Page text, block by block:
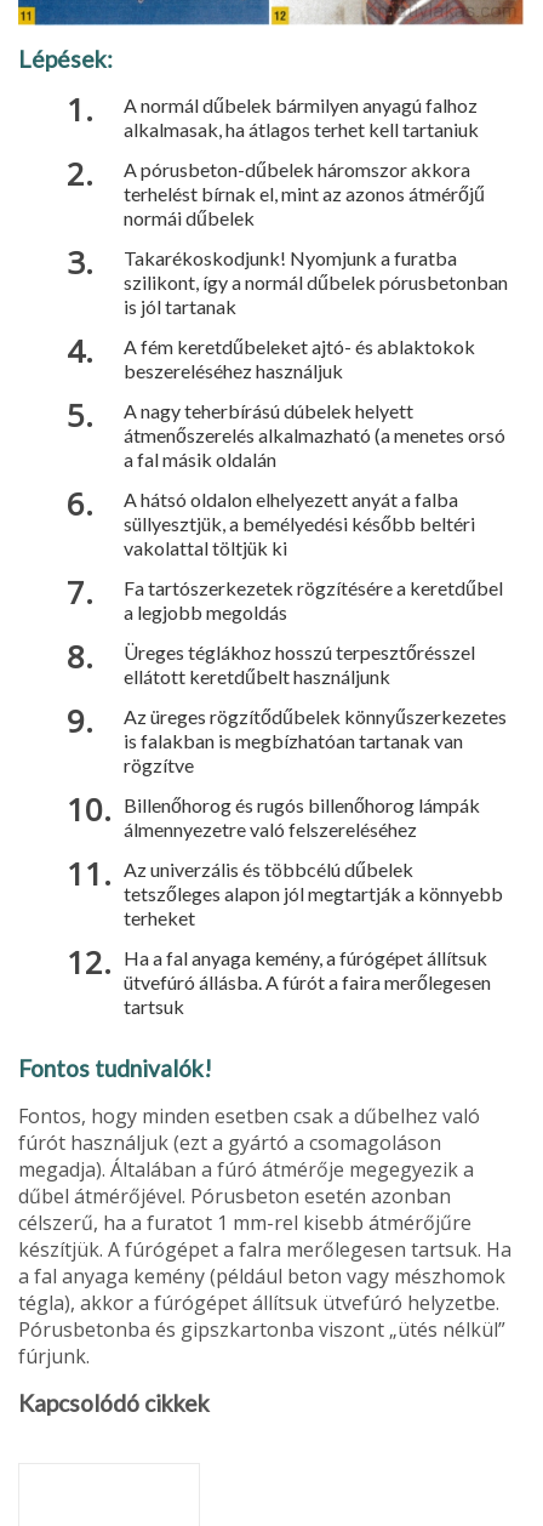
Lépések:
A normál dűbelek bármilyen anyagú falhoz
alkalmasak, ha átlagos terhet kell tartaniuk
A pórusbeton-dűbelek háromszor akkora
terhelést bírnak el, mint az azonos átmérőjű
normái dűbelek
Takarékoskodjunk! Nyomjunk a furatba
szilikont, így a normál dűbelek pórusbetonban
is jól tartanak
A fém keretdűbeleket ajtó- és ablaktokok
beszereléséhez használjuk
A nagy teherbírású dúbelek helyett
átmenőszerelés alkalmazható (a menetes orsó
a fal másik oldalán
A hátsó oldalon elhelyezett anyát a falba
süllyesztjük, a bemélyedési később beltéri
vakolattal töltjük ki
Fa tartószerkezetek rögzítésére a keretdűbel
a legjobb megoldás
Üreges téglákhoz hosszú terpesztőrésszel
ellátott keretdűbelt használjunk
Az üreges rögzítődűbelek könnyűszerkezetes
is falakban is megbízhatóan tartanak van
rögzítve
Billenőhorog és rugós billenőhorog lámpák
álmennyezetre való felszereléséhez
Az univerzális és többcélú dűbelek
tetszőleges alapon jól megtartják a könnyebb
terheket
Ha a fal anyaga kemény, a fúrógépet állítsuk
ütvefúró állásba. A fúrót a faira merőlegesen
tartsuk
Fontos tudnivalók!
Fontos, hogy minden esetben csak a dűbelhez való
fúrót használjuk (ezt a gyártó a csomagoláson
megadja). Általában a fúró átmérője megegyezik a
dűbel átmérőjével. Pórusbeton esetén azonban
célszerű, ha a furatot 1 mm-rel kisebb átmérőjűre
készítjük. A fúrógépet a falra merőlegesen tart­suk. Ha
a fal anyaga kemény (például beton vagy mészhomok
tégla), akkor a fúrógépet állítsuk ütvefúró helyzetbe.
Pórusbetonba és gipszkartonba viszont „ütés nélkül”
fúrjunk.
Kapcsolódó cikkek